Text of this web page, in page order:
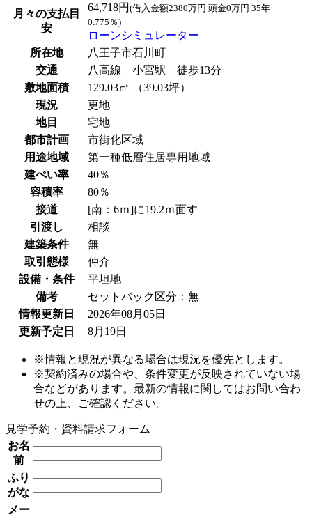
月々の支払目
安
64,718円 (借入金額2380万円 頭金0万円 35年
0.775％)
ローンシミュレーター
所在地
八王子市石川町
交通
八高線 小宮駅 徒歩13分
敷地面積
129.03㎡ （39.03坪）
現況
更地
地目
宅地
都市計画
市街化区域
用途地域
第一種低層住居専用地域
建ぺい率
40％
容積率
80％
接道
[南：6ｍ]に19.2ｍ面す
引渡し
相談
建築条件
無
取引態様
仲介
設備・条件
平坦地
備考
セットバック区分：無
情報更新日
2026年08月05日
更新予定日
8月19日
※情報と現況が異なる場合は現況を優先とします。
※契約済みの場合や、条件変更が反映されていない場
合などがあります。最新の情報に関してはお問い合わ
せの上、ご確認ください。
見学予約・資料請求フォーム
お名
前
ふり
がな
メー